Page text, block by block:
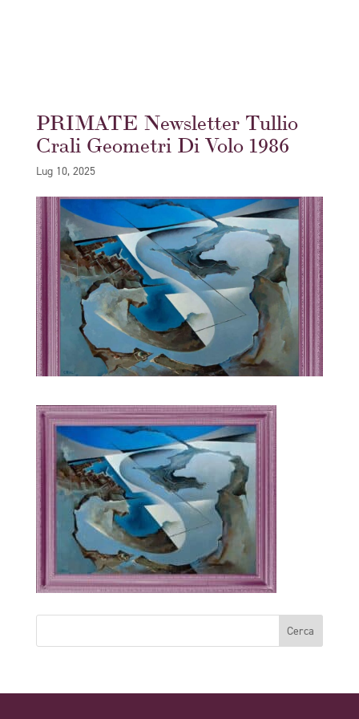
PRIMATE Newsletter Tullio
Crali Geometri Di Volo 1986
Lug 10, 2025